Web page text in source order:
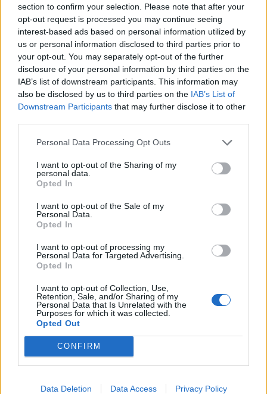
section to confirm your selection. Please note that after your
opt-out request is processed you may continue seeing
interest-based ads based on personal information utilized by
us or personal information disclosed to third parties prior to
your opt-out. You may separately opt-out of the further
disclosure of your personal information by third parties on the
IAB’s list of downstream participants. This information may
also be disclosed by us to third parties on the IAB’s List of
Downstream Participants that may further disclose it to other
Personal Data Processing Opt Outs
I want to opt-out of the Sharing of my
personal data.
Opted In
I want to opt-out of the Sale of my
Personal Data.
Opted In
I want to opt-out of processing my
Personal Data for Targeted Advertising.
Opted In
I want to opt-out of Collection, Use,
Retention, Sale, and/or Sharing of my
Personal Data that Is Unrelated with the
Purposes for which it was collected.
Opted Out
CONFIRM
Data Deletion Data Access Privacy Policy
βιώσιμης εγγύτητας να εφαρμοστεί σε ένα χαοτικό αστικό
τοπίο όπως η Αθήνα ή παραμένει μια ο
Τα σιωπηλά γλυπτά των Αθηνών
16.07.24
αγάλματά της.